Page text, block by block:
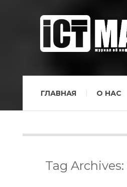
ГЛАВНАЯ О НАС
Tag Archives: